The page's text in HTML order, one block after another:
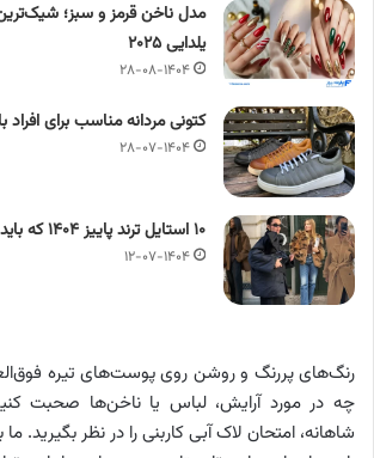
مدل ناخن قرمز و سبز؛
یلدایی ۲۰۲۵
۲۸-۰۸-۱۴۰۴
کتونی مردانه مناسب برای افراد
۲۸-۰۷-۱۴۰۴
۱۰ استایل ترند پاییز ۱۴۰۴ که باید داشته باشید!
۱۲-۰۷-۱۴۰۴
رنگ‌های پررنگ و روشن روی پوست‌های تیره
چه در مورد آرایش، لباس یا ناخن‌ها صحبت
شاهانه، امتحان لاک آبی کاربنی را در نظر